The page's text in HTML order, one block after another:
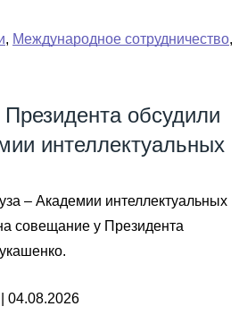
, Международное сотрудничество,
обсудили
интеллектуальных
– Академии интеллектуальных
совещание у Президента
04.08.2026